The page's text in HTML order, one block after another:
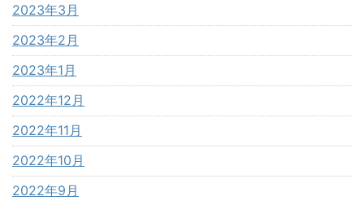
2023年3月
2023年2月
2023年1月
2022年12月
2022年11月
2022年10月
2022年9月